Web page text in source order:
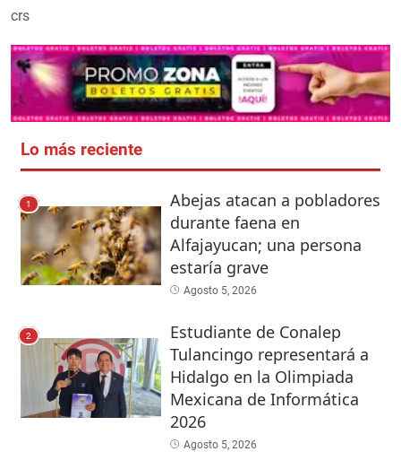
crs
Lo más reciente
1
Abejas atacan a pobladores
durante faena en
Alfajayucan; una persona
estaría grave
Agosto 5, 2026
2
Estudiante de Conalep
Tulancingo representará a
Hidalgo en la Olimpiada
Mexicana de Informática
2026
Agosto 5, 2026